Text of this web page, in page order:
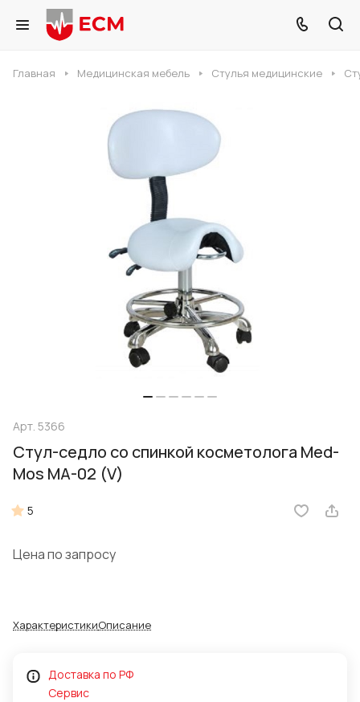
Главная Медицинская мебель Стулья медицинские
Арт. 5366
Стул-седло со спинкой косметолога Med-
Mos МА-02 (V)
5
Цена по запросу
ХарактеристикиОписание
Доставка по РФ
Сервис